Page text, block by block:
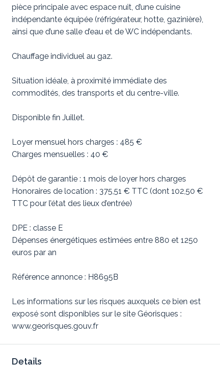
pièce principale avec espace nuit, d’une cuisine
indépendante équipée (réfrigérateur, hotte, gazinière),
ainsi que d’une salle d’eau et de WC indépendants.
Chauffage individuel au gaz.
Situation idéale, à proximité immédiate des
commodités, des transports et du centre-ville.
Disponible fin Juillet.
Loyer mensuel hors charges : 485 €
Charges mensuelles : 40 €
Dépôt de garantie : 1 mois de loyer hors charges
Honoraires de location : 375,51 € TTC (dont 102,50 €
TTC pour l’état des lieux d’entrée)
DPE : classe E
Dépenses énergétiques estimées entre 880 et 1250
euros par an
Référence annonce : H8695B
Les informations sur les risques auxquels ce bien est
exposé sont disponibles sur le site Géorisques :
www.georisques.gouv.fr
Details